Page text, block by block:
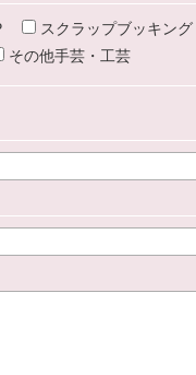
スクラップブッキング
その他手芸・工芸